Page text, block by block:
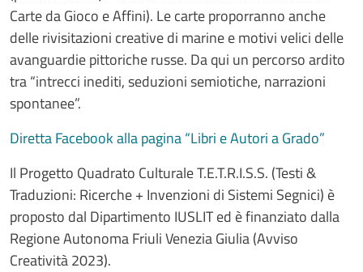
Carte da Gioco e Affini). Le carte proporranno anche
delle rivisitazioni creative di marine e motivi velici delle
avanguardie pittoriche russe. Da qui un percorso ardito
tra “intrecci inediti, seduzioni semiotiche, narrazioni
spontanee”.
Diretta Facebook alla pagina “Libri e Autori a Grado”
Il Progetto Quadrato Culturale T.E.T.R.I.S.S. (Testi &
Traduzioni: Ricerche + Invenzioni di Sistemi Segnici) è
proposto dal Dipartimento IUSLIT ed è finanziato dalla
Regione Autonoma Friuli Venezia Giulia (Avviso
Creatività 2023).